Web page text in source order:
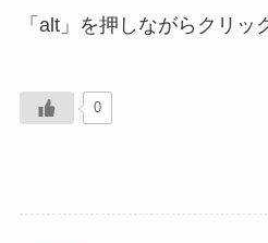
「alt」を押しながらクリッ
0